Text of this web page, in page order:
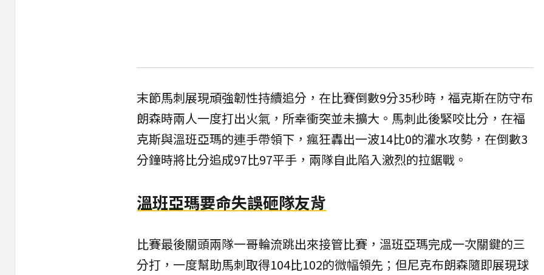
末節馬刺展現頑強韌性持續追分，在比賽倒數9分35秒時，福克斯在防守布
朗森時兩人一度打出火氣，所幸衝突並未擴大。馬刺此後緊咬比分，在福
克斯與溫班亞瑪的連手帶領下，瘋狂轟出一波14比0的灌水攻勢，在倒數3
分鐘時將比分追成97比97平手，兩隊自此陷入激烈的拉鋸戰。
溫班亞瑪要命失誤砸隊友背
比賽最後關頭兩隊一哥輪流跳出來接管比賽，溫班亞瑪完成一次關鍵的三
分打，一度幫助馬刺取得104比102的微幅領先；但尼克布朗森隨即展現球